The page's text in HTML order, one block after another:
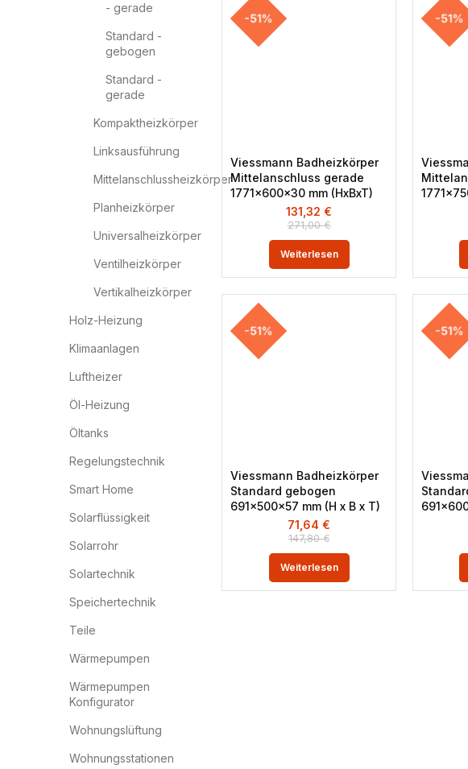
- gerade
Standard -
gebogen
Standard -
gerade
Kompaktheizkörper
Linksausführung
Mittelanschlussheizkörper
Planheizkörper
Universalheizkörper
Ventilheizkörper
Vertikalheizkörper
Holz-Heizung
Klimaanlagen
Luftheizer
Öl-Heizung
Öltanks
Regelungstechnik
Smart Home
Solarflüssigkeit
Solarrohr
Solartechnik
Speichertechnik
Teile
Wärmepumpen
Wärmepumpen
Konfigurator
Wohnungslüftung
Wohnungsstationen
-51%
Viessmann Badheizkörper
Mittelanschluss gerade
1771x600x30 mm (HxBxT)
271,00€
131,32 €
Weiterlesen
-51%
-51%
Viessmann Badheizkörper
Standard gebogen
691x500x57 mm (H x B x T)
147,80€
71,64 €
Weiterlesen
-51%